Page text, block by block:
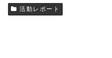
活動レポート